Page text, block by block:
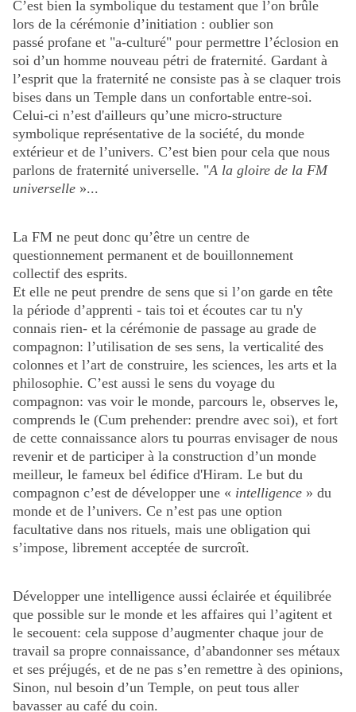
C’est bien la symbolique du testament que l’on brûle
lors de la cérémonie d’initiation : oublier son
passé profane et "a-culturé" pour permettre l’éclosion en
soi d’un homme nouveau pétri de fraternité. Gardant à
l’esprit que la fraternité ne consiste pas à se claquer trois
bises dans un Temple dans un confortable entre-soi.
Celui-ci n’est d'ailleurs qu’une micro-structure
symbolique représentative de la société, du monde
extérieur et de l’univers. C’est bien pour cela que nous
parlons de fraternité universelle. "A la gloire de la FM
universelle »...
La FM ne peut donc qu’être un centre de
questionnement permanent et de bouillonnement
collectif des esprits.
Et elle ne peut prendre de sens que si l’on garde en tête
la période d’apprenti - tais toi et écoutes car tu n'y
connais rien- et la cérémonie de passage au grade de
compagnon: l’utilisation de ses sens, la verticalité des
colonnes et l’art de construire, les sciences, les arts et la
philosophie. C’est aussi le sens du voyage du
compagnon: vas voir le monde, parcours le, observes le,
comprends le (Cum prehender: prendre avec soi), et fort
de cette connaissance alors tu pourras envisager de nous
revenir et de participer à la construction d’un monde
meilleur, le fameux bel édifice d'Hiram. Le but du
compagnon c’est de développer une « intelligence » du
monde et de l’univers. Ce n’est pas une option
facultative dans nos rituels, mais une obligation qui
s’impose, librement acceptée de surcroît.
Développer une intelligence aussi éclairée et équilibrée
que possible sur le monde et les affaires qui l’agitent et
le secouent: cela suppose d’augmenter chaque jour de
travail sa propre connaissance, d’abandonner ses métaux
et ses préjugés, et de ne pas s’en remettre à des opinions,
Sinon, nul besoin d’un Temple, on peut tous aller
bavasser au café du coin.